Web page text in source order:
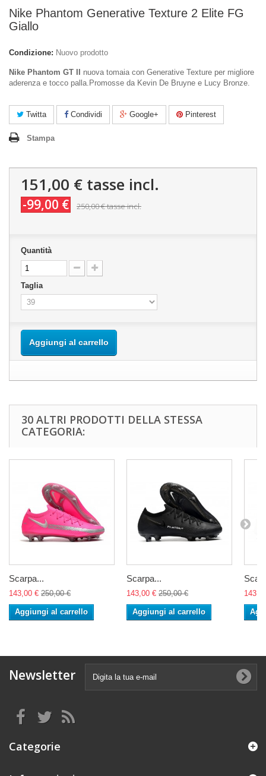
Nike Phantom Generative Texture 2 Elite FG
Giallo
Condizione: Nuovo prodotto
Nike Phantom GT II
nuova tomaia con Generative Texture per migliore
aderenza e tocco palla.Promosse da Kevin De Bruyne e Lucy Bronze.
Twitta Condividi Google+ Pinterest
Stampa
151,00 € tasse incl.
-99,00 € 250,00 €tasse incl.
Quantità
Taglia
Aggiungi al carrello
30 ALTRI PRODOTTI DELLA STESSA
CATEGORIA:
Scarpa...
143,00 € 250,00 €
Aggiungi al carrello
Scarpa...
143,00 € 250,00 €
Aggiungi al carrello
Newsletter
Categorie